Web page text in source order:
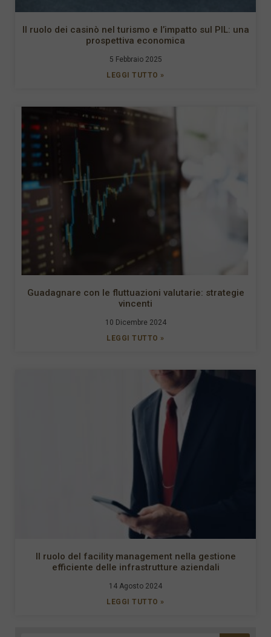
Il ruolo dei casinò nel turismo e l’impatto sul PIL: una
prospettiva economica
5 Febbraio 2025
LEGGI TUTTO »
Guadagnare con le fluttuazioni valutarie: strategie
vincenti
10 Dicembre 2024
LEGGI TUTTO »
Il ruolo del facility management nella gestione
efficiente delle infrastrutture aziendali
14 Agosto 2024
LEGGI TUTTO »